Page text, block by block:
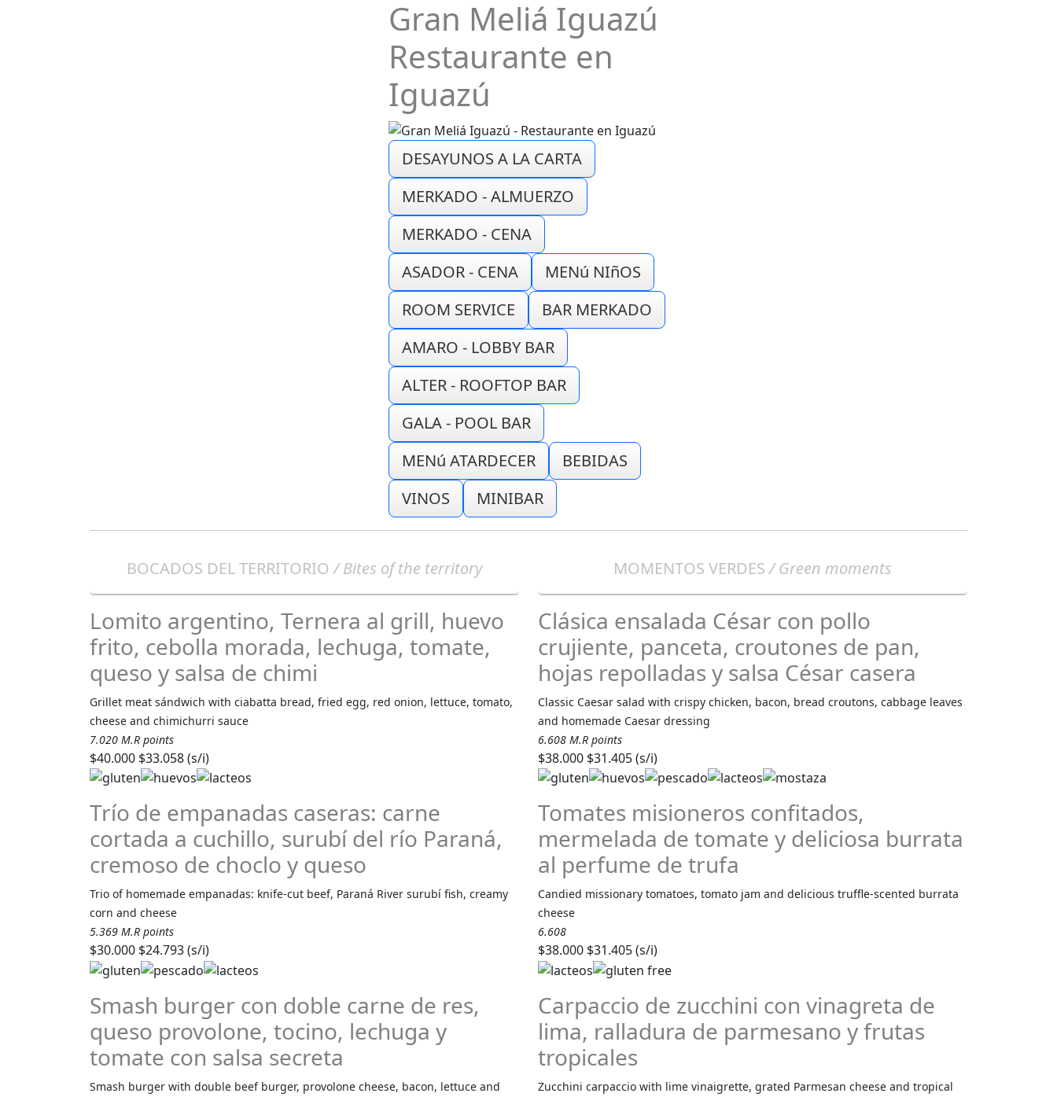
Gran Meliá Iguazú
Restaurante en
Iguazú
DESAYUNOS A LA CARTA
MERKADO - ALMUERZO
MERKADO - CENA
ASADOR - CENA
MENú NIñOS
ROOM SERVICE
BAR MERKADO
AMARO - LOBBY BAR
ALTER - ROOFTOP BAR
GALA - POOL BAR
MENú ATARDECER
BEBIDAS
VINOS
MINIBAR
BOCADOS DEL TERRITORIO / Bites of the territory
Lomito argentino, Ternera al grill, huevo
frito, cebolla morada, lechuga, tomate,
queso y salsa de chimi
Grillet meat sándwich with ciabatta bread, fried egg, red onion, lettuce, tomato,
cheese and chimichurri sauce
7.020 M.R points
$40.000 $33.058 (s/i)
Trío de empanadas caseras: carne
cortada a cuchillo, surubí del río Paraná,
cremoso de choclo y queso
Trio of homemade empanadas: knife-cut beef, Paraná River surubí fish, creamy
corn and cheese
5.369 M.R points
$30.000 $24.793 (s/i)
Smash burger con doble carne de res,
queso provolone, tocino, lechuga y
tomate con salsa secreta
Smash burger with double beef burger, provolone cheese, bacon, lettuce and
MOMENTOS VERDES/ Green moments
Clásica ensalada César con pollo
crujiente, panceta, croutones de pan,
hojas repolladas y salsa César casera
Classic Caesar salad with crispy chicken, bacon, bread croutons, cabbage leaves
and homemade Caesar dressing
6.608 M.R points
$38.000 $31.405 (s/i)
Tomates misioneros confitados,
mermelada de tomate y deliciosa burrata
al perfume de trufa
Candied missionary tomatoes, tomato jam and delicious truffle-scented burrata
cheese
6.608
$38.000 $31.405 (s/i)
Carpaccio de zucchini con vinagreta de
lima, ralladura de parmesano y frutas
tropicales
Zucchini carpaccio with lime vinaigrette, grated Parmesan cheese and tropical